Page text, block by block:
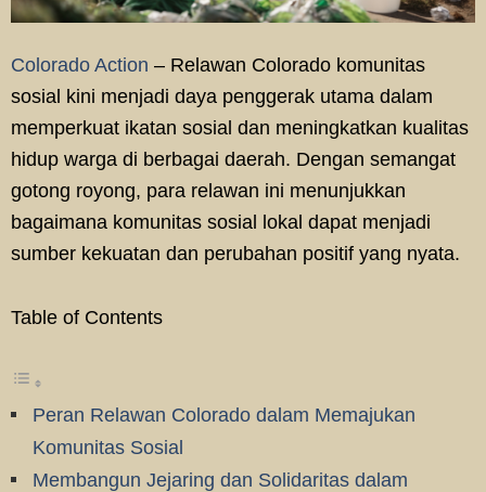
Colorado Action – Relawan Colorado komunitas
sosial kini menjadi daya penggerak utama dalam
memperkuat ikatan sosial dan meningkatkan kualitas
hidup warga di berbagai daerah. Dengan semangat
gotong royong, para relawan ini menunjukkan
bagaimana komunitas sosial lokal dapat menjadi
sumber kekuatan dan perubahan positif yang nyata.
Table of Contents
Peran Relawan Colorado dalam Memajukan
Komunitas Sosial
Membangun Jejaring dan Solidaritas dalam